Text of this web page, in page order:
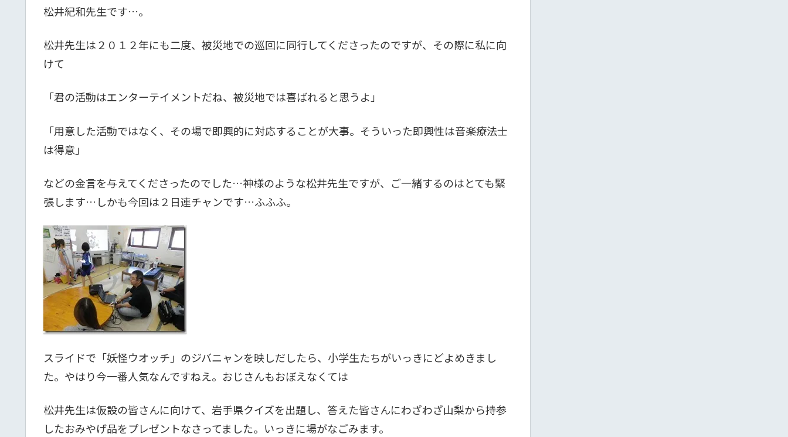
松井紀和先生です…。
松井先生は２０１２年にも二度、被災地での巡回に同行してくださったのですが、その際に私に向
けて
「君の活動はエンターテイメントだね、被災地では喜ばれると思うよ」
「用意した活動ではなく、その場で即興的に対応することが大事。そういった即興性は音楽療法士
は得意」
などの金言を与えてくださったのでした…神様のような松井先生ですが、ご一緒するのはとても緊
張します…しかも今回は２日連チャンです…ふふふ。
スライドで「妖怪ウオッチ」のジバニャンを映しだしたら、小学生たちがいっきにどよめきまし
た。やはり今一番人気なんですねえ。おじさんもおぼえなくては
松井先生は仮設の皆さんに向けて、岩手県クイズを出題し、答えた皆さんにわざわざ山梨から持参
したおみやげ品をプレゼントなさってました。いっきに場がなごみます。